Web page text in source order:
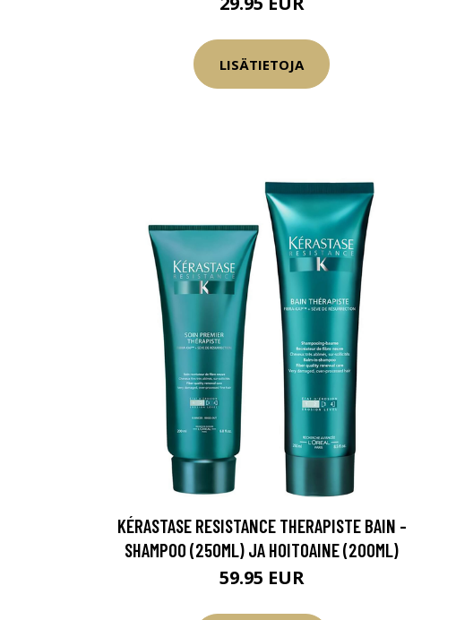
LISÄTIETOJA
KÉRASTASE RESISTANCE THERAPISTE BAIN -
SHAMPOO (250ML) JA HOITOAINE (200ML)
59.95 EUR